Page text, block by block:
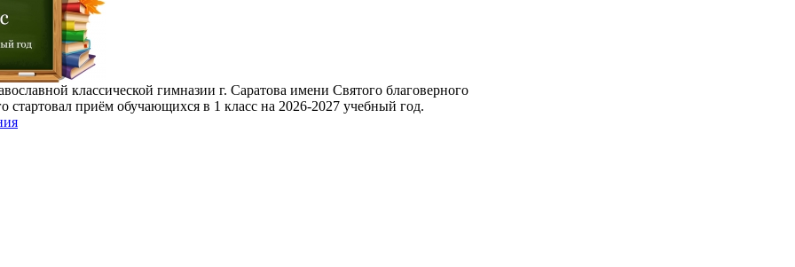
классической гимназии г. Саратова имени Святого благоверного
стартовал приём обучающихся в 1 класс на 2026-2027 учебный год.